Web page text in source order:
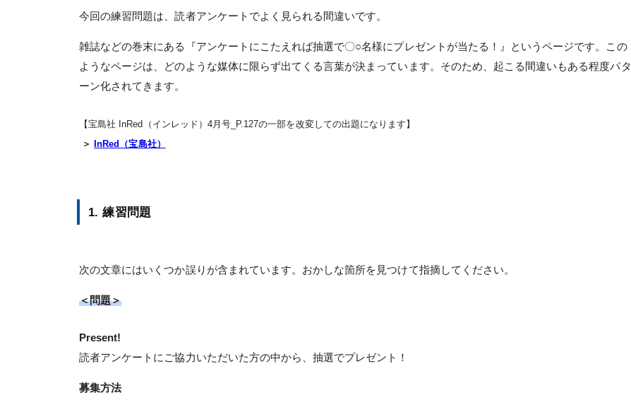
今回の練習問題は、読者アンケートでよく見られる間違いです。
雑誌などの巻末にある『アンケートにこたえれば抽選で〇○名様にプレゼントが当たる！』というページです。この
ようなページは、どのような媒体に限らず出てくる言葉が決まっています。そのため、起こる間違いもある程度パタ
ーン化されてきます。
【宝島社 InRed（インレッド）4月号_P.127の一部を改変しての出題になります】
＞InRed（宝島社）
1. 練習問題
次の文章にはいくつか誤りが含まれています。おかしな箇所を見つけて指摘してください。
＜問題＞
Present!
読者アンケートにご協力いただいた方の中から、抽選でプレゼント！
募集方法